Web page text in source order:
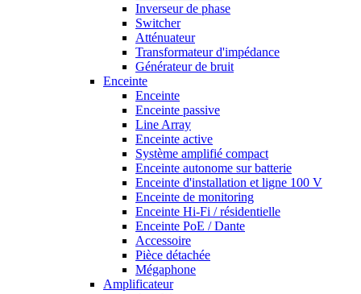
Inverseur de phase
Switcher
Atténuateur
Transformateur d'impédance
Générateur de bruit
Enceinte
Enceinte
Enceinte passive
Line Array
Enceinte active
Système amplifié compact
Enceinte autonome sur batterie
Enceinte d'installation et ligne 100 V
Enceinte de monitoring
Enceinte Hi-Fi / résidentielle
Enceinte PoE / Dante
Accessoire
Pièce détachée
Mégaphone
Amplificateur